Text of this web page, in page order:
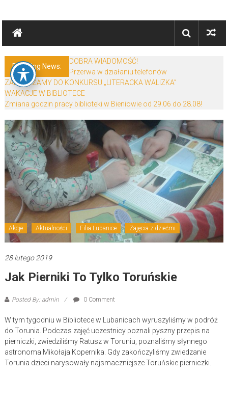
Biblioteki
Gminy
Żary
Biblioteki
Gminy
Żary
zespół
bibliotek
mieszczący
się
w
Powiecie
Żarskim.
Breaking News:
DOBRA WIADOMOŚĆ!
Przerwa w działaniu telefonów
ZAPRASZAMY DO KONKURSU „LITERACKA WALIZKA”
WAKACJE W BIBLIOTECE
Zmiana godzin pracy biblioteki w Bieniowie od 29.06 do 28.08!
Akcje Aktualności Filia Lubanice Zajęcia z dziećmi
28 lutego 2019
Jak Pierniki To Tylko Toruńskie
Posted By: admin 0 Comment
W tym tygodniu w Bibliotece w Lubanicach wyruszyliśmy w podróż
do Torunia. Podczas zajęć uczestnicy poznali pyszny przepis na
pierniczki, zwiedziliśmy Ratusz w Toruniu, poznaliśmy słynnego
astronoma Mikołaja Kopernika. Gdy zakończyliśmy zwiedzanie
Torunia dzieci narysowały najsmaczniejsze Toruńskie pierniczki.